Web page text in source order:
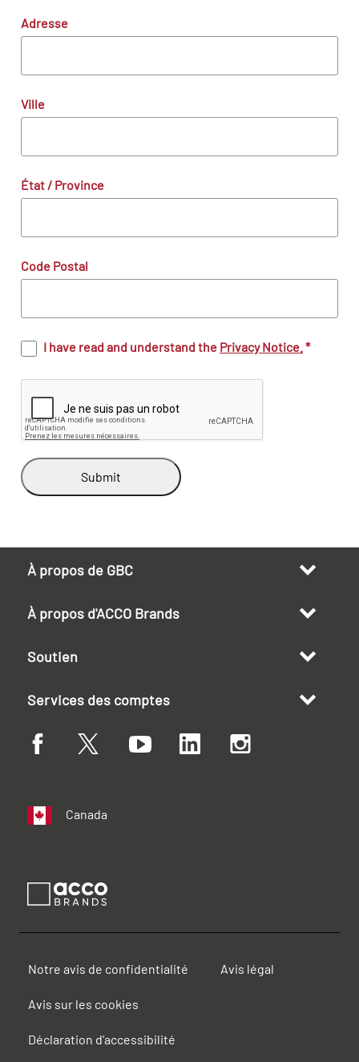
Adresse
Ville
État / Province
Code Postal
I have read and understand the Privacy Notice.*
Submit
À propos de GBC
À propos d'ACCO Brands
Soutien
Services des comptes
Canada
Notre avis de confidentialité Avis légal
Avis sur les cookies
Déclaration d'accessibilité